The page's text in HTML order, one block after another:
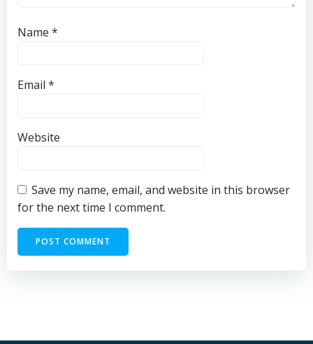
Name *
Email *
Website
Save my name, email, and website in this browser
for the next time I comment.